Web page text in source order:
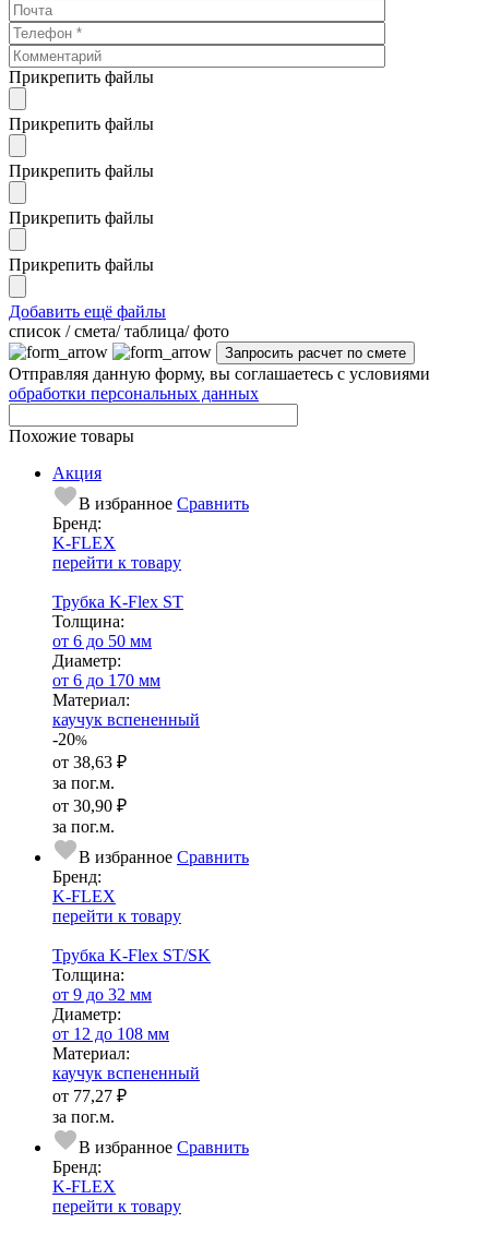
Прикрепить файлы
Прикрепить файлы
Прикрепить файлы
Прикрепить файлы
Прикрепить файлы
Добавить ещё файлы
cписок / смета/ таблица/ фото
Отправляя данную форму, вы соглашаетесь с условиями
обработки персональных данных
Похожие товары
Акция
В избранное Сравнить
Бренд:
K-FLEX
перейти к товару
Трубка K-Flex ST
Тол­щи­на:
от 6 до 50 мм
Диаметр:
от 6 до 170 мм
Ма­­те­­ри­­ал:
каучук вспененный
-20%
от 38,63 ₽
за пог.м.
от 30,90 ₽
за пог.м.
В избранное Сравнить
Бренд:
K-FLEX
перейти к товару
Трубка K-Flex ST/SK
Тол­щи­на:
от 9 до 32 мм
Диаметр:
от 12 до 108 мм
Ма­­те­­ри­­ал:
каучук вспененный
от 77,27 ₽
за пог.м.
В избранное Сравнить
Бренд:
K-FLEX
перейти к товару